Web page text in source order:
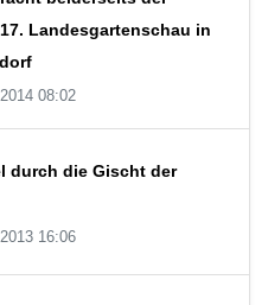
Landesgartenschau in
08:02
durch die Gischt der
16:06